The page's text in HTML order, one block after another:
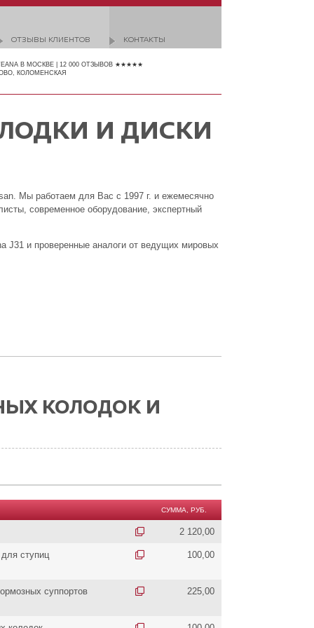
ОТЗЫВЫ КЛИЕНТОВ КОНТАКТЫ
В МОСКВЕ | 12 000 ОТЗЫВОВ ★★★★★
КОЛОМЕНСКАЯ
И ДИСКИ
Мы работаем для Вас с 1997 г. и ежемесячно
современное оборудование, экспертный
J31 и проверенные аналоги от ведущих мировых
КОЛОДОК И
СУММА, РУБ.
2 120,00
ступиц 100,00
суппортов 225,00